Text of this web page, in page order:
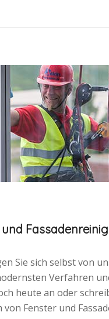
Sie sich selbst von
Verfahren
heute an oder
von Fenster und